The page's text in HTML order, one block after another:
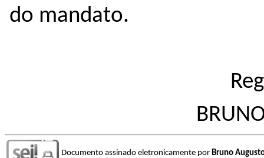
do mandato.
Documento assinado eletronicamente por Bruno